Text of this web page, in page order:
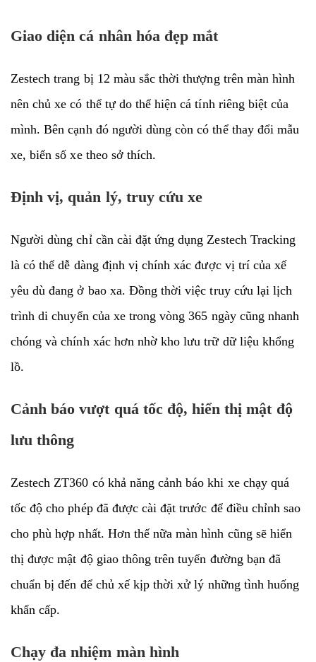
Giao diện cá nhân hóa đẹp mắt
Zestech trang bị 12 màu sắc thời thượng trên màn hình
nên chủ xe có thể tự do thể hiện cá tính riêng biệt của
mình. Bên cạnh đó người dùng còn có thể thay đổi mẫu
xe, biển số xe theo sở thích.
Định vị, quản lý, truy cứu xe
Người dùng chỉ cần cài đặt ứng dụng Zestech Tracking
là có thể dễ dàng định vị chính xác được vị trí của xế
yêu dù đang ở bao xa. Đồng thời việc truy cứu lại lịch
trình di chuyển của xe trong vòng 365 ngày cũng nhanh
chóng và chính xác hơn nhờ kho lưu trữ dữ liệu khổng
lồ.
Cảnh báo vượt quá tốc độ, hiển thị mật độ
lưu thông
Zestech ZT360 có khả năng cảnh báo khi xe chạy quá
tốc độ cho phép đã được cài đặt trước để điều chỉnh sao
cho phù hợp nhất. Hơn thế nữa màn hình cũng sẽ hiển
thị được mật độ giao thông trên tuyến đường bạn đã
chuẩn bị đến để chủ xế kịp thời xử lý những tình huống
khẩn cấp.
Chạy đa nhiệm màn hình